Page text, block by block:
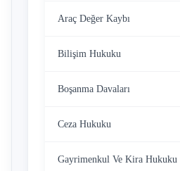
Araç Değer Kaybı
Bilişim Hukuku
Boşanma Davaları
Ceza Hukuku
Gayrimenkul Ve Kira Hukuku